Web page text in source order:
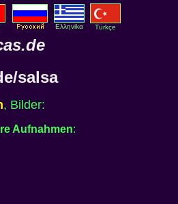
Eλληvikα Türkçe
salsa
, Bilder:
Aufnahmen: